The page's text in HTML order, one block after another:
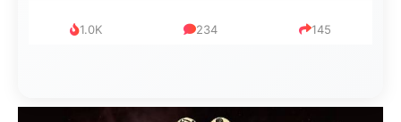
1.0K 234 145